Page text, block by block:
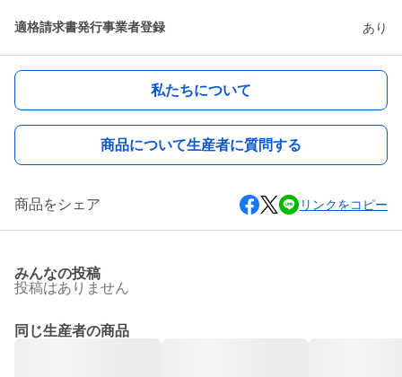
適格請求書発行事業者登録 あり
私たちについて
商品について生産者に質問する
商品をシェア リンクをコピー
みんなの投稿
投稿はありません
同じ生産者の商品